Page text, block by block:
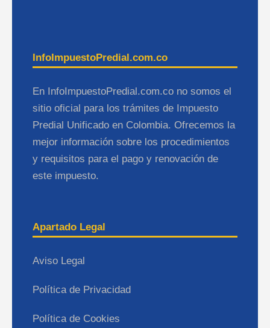
InfoImpuestoPredial.com.co
En InfoImpuestoPredial.com.co no somos el
sitio oficial para los trámites de Impuesto
Predial Unificado en Colombia. Ofrecemos la
mejor información sobre los procedimientos
y requisitos para el pago y renovación de
este impuesto.
Apartado Legal
Aviso Legal
Política de Privacidad
Política de Cookies